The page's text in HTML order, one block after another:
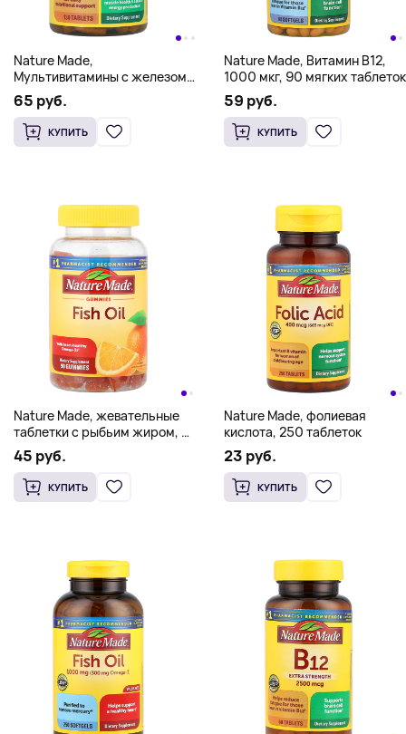
Nature Made,
Мультивитамины с железом,
130 таблеток
65 руб.
КУПИТЬ
Nature Made, Витамин B12,
1000 мкг, 90 мягких таблеток
59 руб.
КУПИТЬ
Nature Made, жевательные
таблетки с рыбьим жиром, со
вкусом апельсина, 90
жевательных таблеток
45 руб.
КУПИТЬ
Nature Made, фолиевая
кислота, 250 таблеток
23 руб.
КУПИТЬ